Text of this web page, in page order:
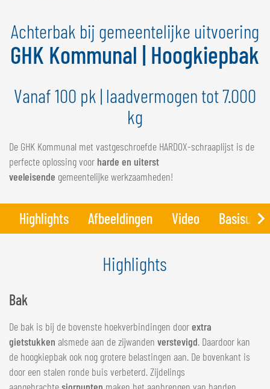
FRANÇAIS
DEUTSCH
GÖWEIL Schweiz
Achterbak bij gemeentelijke uitvoering
GHK Kommunal | Hoogkiepbak
Vanaf 100 pk | laadvermogen tot 7.000
kg
De GHK Kommunal met vastgeschroefde HARDOX-schraaplijst is de
perfecte oplossing voor harde en uiterst
veeleisende gemeentelijke werkzaamheden!
Highlights Afbeeldingen Video
Highlights
Bak
De bak is bij de bovenste hoekverbindingen doorextra
gietstukken alsmede aan de zijwanden verstevigd. Daardoor kan
de hoogkiepbak ook nog grotere belastingen aan. De bovenkant is
door een stalen ronde buis verbeterd. Zijdelings